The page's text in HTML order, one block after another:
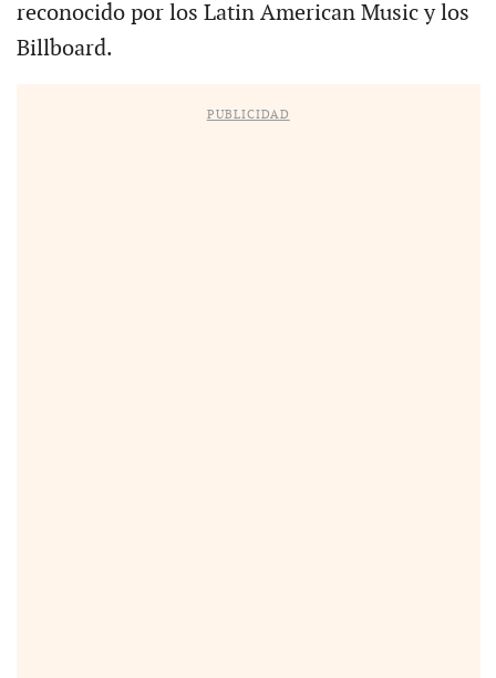
reconocido por los Latin American Music y los
Billboard.
PUBLICIDAD